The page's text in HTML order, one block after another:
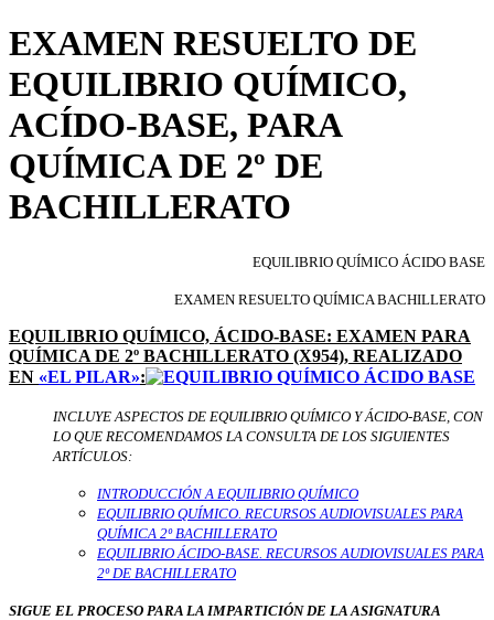
EXAMEN RESUELTO DE
EQUILIBRIO QUÍMICO,
ACÍDO-BASE, PARA
QUÍMICA DE 2º DE
BACHILLERATO
EQUILIBRIO QUÍMICO ÁCIDO BASE
EXAMEN RESUELTO QUÍMICA BACHILLERATO
EQUILIBRIO QUÍMICO, ÁCIDO-BASE: EXAMEN PARA
QUÍMICA DE 2º BACHILLERATO (X954), REALIZADO
EN «EL PILAR»:
INCLUYE ASPECTOS DE EQUILIBRIO QUÍMICO Y ÁCIDO-BASE, CON
LO QUE RECOMENDAMOS LA CONSULTA DE LOS SIGUIENTES
ARTÍCULOS:
INTRODUCCIÓN A EQUILIBRIO QUÍMICO
EQUILIBRIO QUÍMICO. RECURSOS AUDIOVISUALES PARA
QUÍMICA 2º BACHILLERATO
EQUILIBRIO ÁCIDO-BASE. RECURSOS AUDIOVISUALES PARA
2º DE BACHILLERATO
SIGUE EL PROCESO PARA LA IMPARTICIÓN DE LA ASIGNATURA